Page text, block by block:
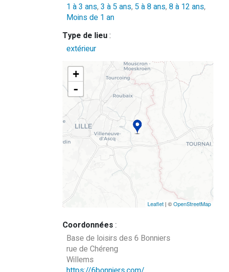
1 à 3 ans, 3 à 5 ans, 5 à 8 ans, 8 à 12 ans,
Moins de 1 an
Type de lieu:
extérieur
+
-
Leaflet | ©OpenStreetMap
Coordonnées :
Base de loisirs des 6 Bonniers
rue de Chéreng
Willems